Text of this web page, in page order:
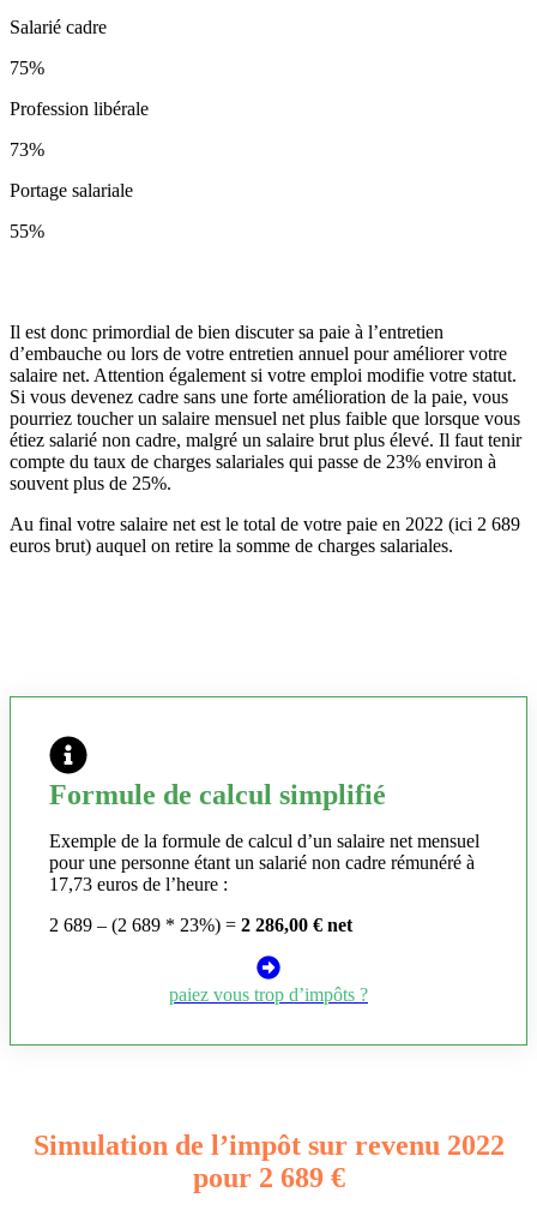
Salarié cadre
75%
Profession libérale
73%
Portage salariale
55%
Il est donc primordial de bien discuter sa paie à l’entretien
d’embauche ou lors de votre entretien annuel pour améliorer votre
salaire net. Attention également si votre emploi modifie votre statut.
Si vous devenez cadre sans une forte amélioration de la paie, vous
pourriez toucher un salaire mensuel net plus faible que lorsque vous
étiez salarié non cadre, malgré un salaire brut plus élevé. Il faut tenir
compte du taux de charges salariales qui passe de 23% environ à
souvent plus de 25%.
Au final votre salaire net est le total de votre paie en 2022 (ici 2 689
euros brut) auquel on retire la somme de charges salariales.
Formule de calcul simplifié
Exemple de la formule de calcul d’un salaire net mensuel
pour une personne étant un salarié non cadre rémunéré à
17,73 euros de l’heure :
2 689 – (2 689 * 23%) = 2 286,00 € net
paiez vous trop d’impôts ?
Simulation de l’impôt sur revenu 2022
pour 2 689 €